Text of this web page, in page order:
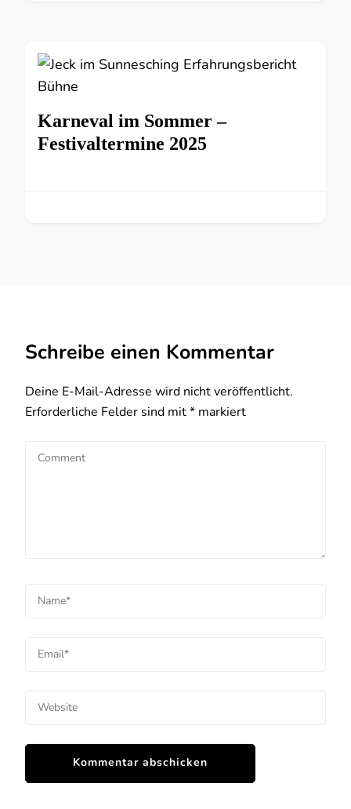
Karneval im Sommer –
Festivaltermine 2025
Schreibe einen Kommentar
Deine E-Mail-Adresse wird nicht veröffentlicht.
Erforderliche Felder sind mit* markiert